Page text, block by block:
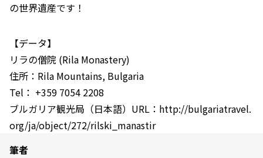
の世界遺産です！
【データ】
リラの僧院 (Rila Monastery)
住所：Rila Mountains, Bulgaria
Tel： +359 7054 2208
ブルガリア観光局（日本語）URL：http://bulgariatravel.
org/ja/object/272/rilski_manastir
筆者